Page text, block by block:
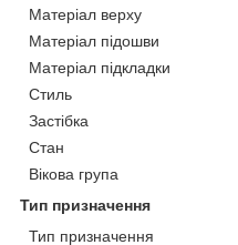
Матеріал верху
Матеріал підошви
Матеріал підкладки
Стиль
Застібка
Стан
Вікова група
Тип призначення
Тип призначення